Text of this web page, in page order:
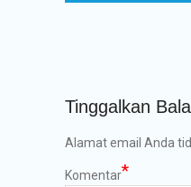
Tinggalkan
Alamat email Anda
Komentar*